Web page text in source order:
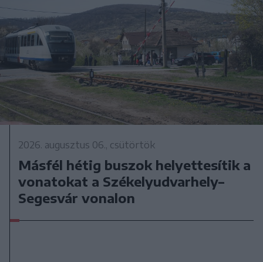
2026. augusztus 06., csütörtök
Másfél hétig buszok helyettesítik a
vonatokat a Székelyudvarhely–
Segesvár vonalon